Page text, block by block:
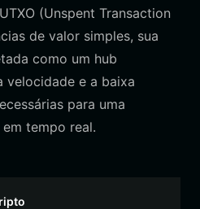
(Unspent Transaction
de valor simples, sua
como um hub
velocidade e a baixa
para uma
tempo real.